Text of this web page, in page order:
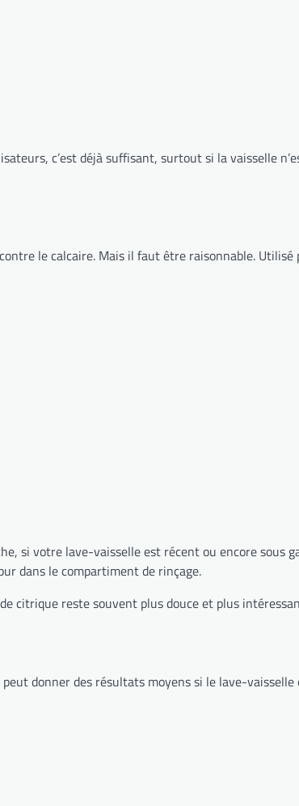
c’est déjà suffisant, surtout si la vaisselle
le calcaire. Mais il faut être raisonnable.
si votre lave-vaisselle est récent ou encore sous
dans le compartiment de rinçage.
citrique reste souvent plus douce et plus
donner des résultats moyens si le lave-